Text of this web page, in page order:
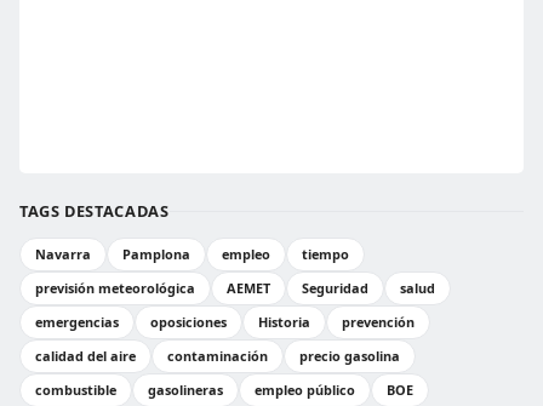
TAGS DESTACADAS
Navarra Pamplona empleo
tiempo
previsión meteorológica
AEMET Seguridad
salud
emergencias
oposiciones Historia
prevención
calidad del aire
contaminación
precio gasolina
combustible
gasolineras empleo público
BOE